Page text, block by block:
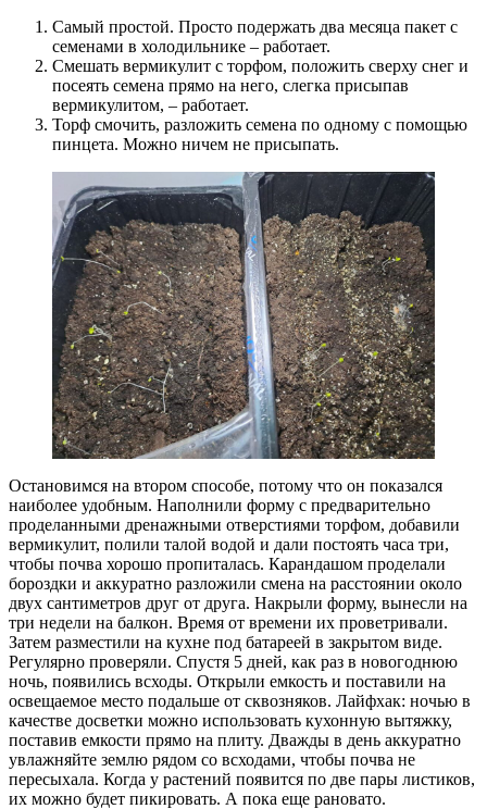
Самый простой. Просто подержать два месяца пакет с
семенами в холодильнике – работает.
Смешать вермикулит с торфом, положить сверху снег и
посеять семена прямо на него, слегка присыпав
вермикулитом, – работает.
Торф смочить, разложить семена по одному с помощью
пинцета. Можно ничем не присыпать.
Остановимся на втором способе, потому что он показался
наиболее удобным. Наполнили форму с предварительно
проделанными дренажными отверстиями торфом, добавили
вермикулит, полили талой водой и дали постоять часа три,
чтобы почва хорошо пропиталась. Карандашом проделали
бороздки и аккуратно разложили смена на расстоянии около
двух сантиметров друг от друга. Накрыли форму, вынесли на
три недели на балкон. Время от времени их проветривали.
Затем разместили на кухне под батареей в закрытом виде.
Регулярно проверяли. Спустя 5 дней, как раз в новогоднюю
ночь, появились всходы. Открыли емкость и поставили на
освещаемое место подальше от сквозняков. Лайфхак: ночью в
качестве досветки можно использовать кухонную вытяжку,
поставив емкости прямо на плиту. Дважды в день аккуратно
увлажняйте землю рядом со всходами, чтобы почва не
пересыхала. Когда у растений появится по две пары листиков,
их можно будет пикировать. А пока еще рановато.